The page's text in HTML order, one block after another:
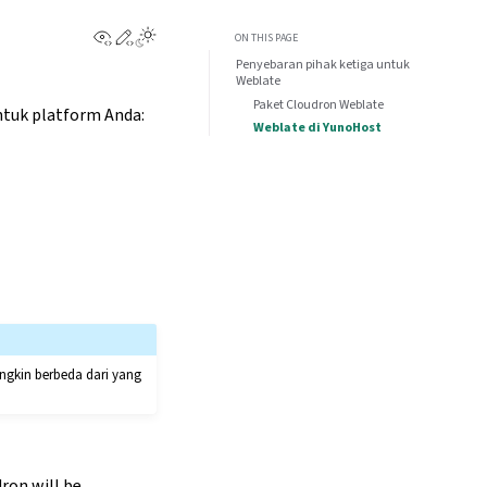
View this page
Edit this page
platform Anda:
berbeda dari yang
ON THIS PAGE
Penyebaran pihak ketiga untuk
Weblate
Paket Cloudron Weblate
Weblate di YunoHost